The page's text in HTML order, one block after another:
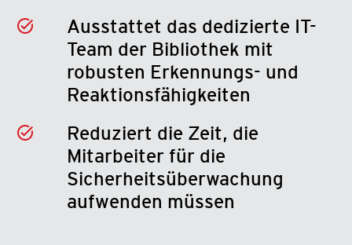
Ausstattet das dedizierte IT-
Team der Bibliothek mit
robusten Erkennungs- und
Reaktionsfähigkeiten
Reduziert die Zeit, die
Mitarbeiter für die
Sicherheitsüberwachung
aufwenden müssen